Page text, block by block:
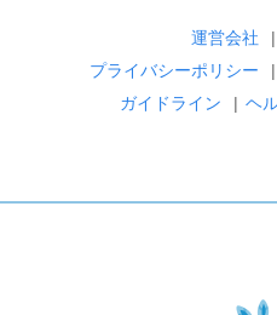
運営会社 |
プライバシーポリシー
|
ガイドライン
| ヘ